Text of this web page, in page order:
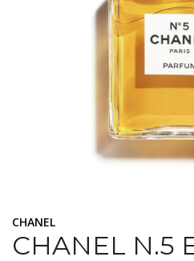
CHANEL
CHANEL N.5